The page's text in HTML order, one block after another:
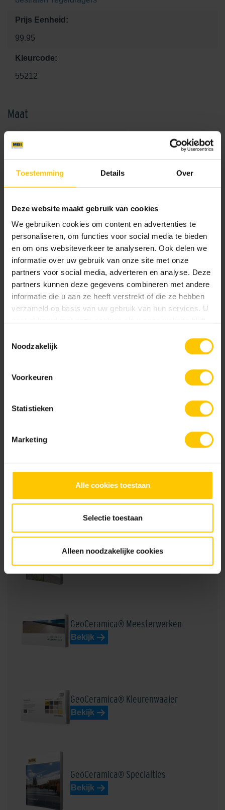
Toestemming Details Over
Deze website maakt gebruik van cookies
We gebruiken cookies om content en advertenties te
personaliseren, om functies voor social media te bieden
en om ons websiteverkeer te analyseren. Ook delen we
informatie over uw gebruik van onze site met onze
partners voor social media, adverteren en analyse. Deze
partners kunnen deze gegevens combineren met andere
informatie die u aan ze heeft verstrekt of die ze hebben
verzameld op basis van uw gebruik van hun services. U
Noodzakelijk
Voorkeuren
Statistieken
Marketing
Alle cookies toestaan
Selectie toestaan
Alleen noodzakelijke cookies
Prijs Eenheid:
99.95
Kleurcode:
55212
Maat
Kleur
Carbon Earth
Brochures
Tuinbrochure 2026
GeoCeramica® Meesterwerken
Bekijk
GeoCeramica® Kleurenwaaier
Bekijk
GeoCeramica® Specialties
Bekijk